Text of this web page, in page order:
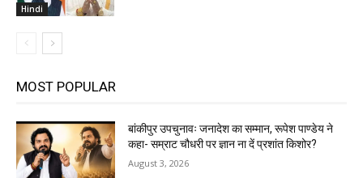
Hindi
MOST POPULAR
बांकीपुर उपचुनावः जनादेश का सम्मान, रूपेश पाण्डेय ने
कहा- सम्राट चौधरी पर ज्ञान ना दें प्रशांत किशोर?
August 3, 2026